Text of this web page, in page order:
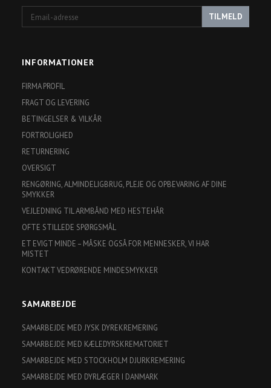
adresse
TILMELD
INFORMATIONER
FIRMA PROFIL
FRAGT OG LEVERING
BETINGELSER & VILKÅR
FORTROLIGHED
RETURNERING
OVERSIGT
RENGØRING, ALMINDELIGBRUG, PLEJE OG OPBEVARING AF DINE
SMYKKER
VEJLEDNING TIL ARMBÅND MED HESTEHÅR
OFTE STILLEDE SPØRGSMÅL
ET EVIGT MINDE – MÅSKE OGSÅ FOR MENNESKER, VI HAR
MISTET
KONTAKT VEDRØRENDE MINDESMYKKER
SAMARBEJDE
SAMARBEJDE MED JYSK DYREKREMERING
SAMARBEJDE MED KÆLEDYRSKREMATORIET
SAMARBEJDE MED STOCKHOLM DJURKREMERING
SAMARBEJDE MED DYRLÆGER I DANMARK